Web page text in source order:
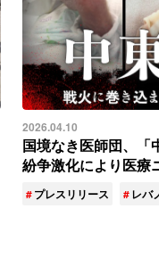
2026.04.10
国境なき医師団、
紛争激化により医療
プレスリリース レバ